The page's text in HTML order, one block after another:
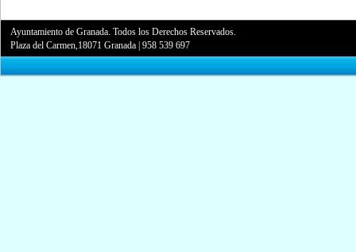
Ayuntamiento de Granada. Todos los Derechos Reservados.
Plaza del Carmen,18071 Granada |958 539 697